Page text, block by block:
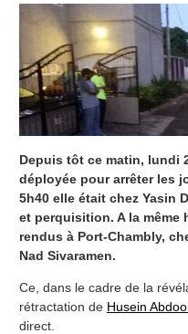
Depuis tôt ce matin, lundi
déployée pour arrêter les
5h40 elle était chez Yasin
et perquisition. A la même
rendus à Port-Chambly,
Nad Sivaramen.
Ce, dans le cadre de la
rétractation de Husein
direct.